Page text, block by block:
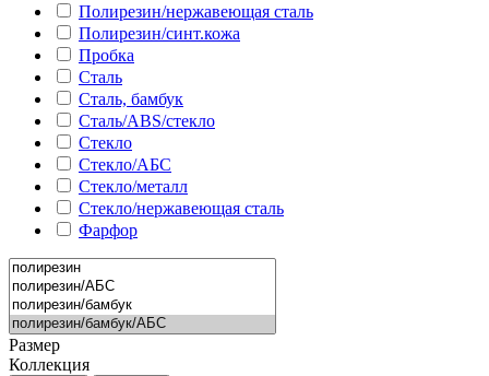
Полирезин/нержавеющая сталь
Полирезин/синт.кожа
Пробка
Сталь
Сталь, бамбук
Сталь/ABS/стекло
Стекло
Стекло/АБС
Стекло/металл
Стекло/нержавеющая сталь
Фарфор
Размер
Коллекция